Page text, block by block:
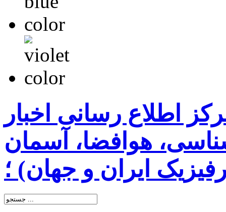
اطلاع رسانی اخبار
هوافضا، آسمان
ایران و جهان) ؛